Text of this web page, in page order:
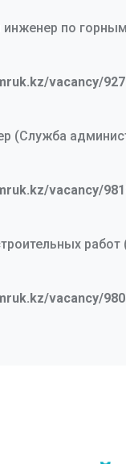
инженер по
vacancy/
(Служба
vacancy/
vacancy/